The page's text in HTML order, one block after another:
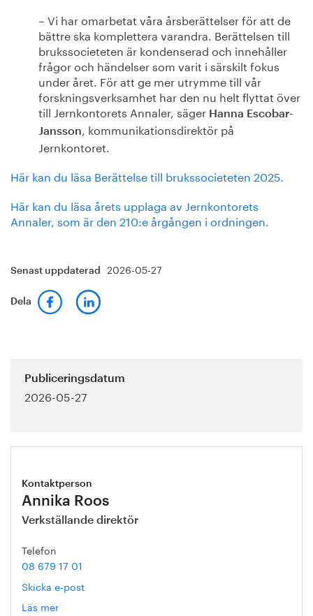
– Vi har omarbetat våra årsberättelser för att de
bättre ska komplettera varandra. Berättelsen till
brukssocieteten är kondenserad och innehåller
frågor och händelser som varit i särskilt fokus
under året. För att ge mer utrymme till vår
forskningsverksamhet har den nu helt flyttat över
till Jernkontorets Annaler, säger Hanna Escobar-
Jansson, kommunikationsdirektör på
Jernkontoret.
Här kan du läsa Berättelse till brukssocieteten 2025.
Här kan du läsa årets upplaga av Jernkontorets
Annaler, som är den 210:e årgången i ordningen.
Senast uppdaterad 2026-05-27
Dela
Publiceringsdatum
2026-05-27
Kontaktperson
Annika Roos
Verkställande direktör
Telefon
08 679 17 01
Skicka e-post
Läs mer